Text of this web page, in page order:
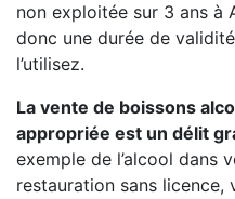
non exploitée sur 3 ans à
donc une durée de
l’utilisez.
La vente de boissons
appropriée est un délit
exemple de l’alcool dans
restauration sans